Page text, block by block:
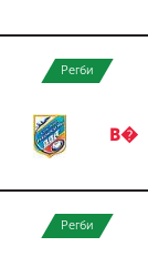
Регби
В�
Регби